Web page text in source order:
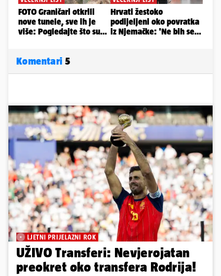
Komentari 5
LJETNI PRIJELAZNI ROK
UŽIVO Transferi: Nevjerojatan
preokret oko transfera Rodrija!